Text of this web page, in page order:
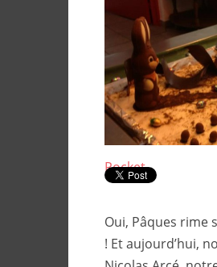
Pocket
Oui, Pâques rime
! Et aujourd’hui,